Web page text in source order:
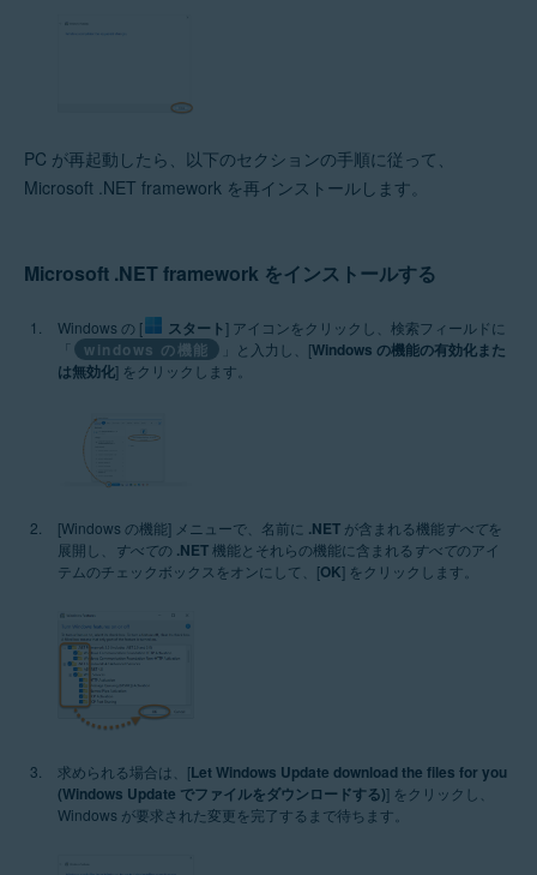
PC が再起動したら、以下のセクションの手順に従って、
Microsoft .NET framework を再インストールします。
Microsoft .NET framework をインストールする
Windows の [ スタート] アイコンをクリックし、検索フィールドに
「
windows の機能 」と入力し、[Windows の機能の有効化また
は無効化] をクリックします。
[Windows の機能] メニューで、名前に .NET が含まれる機能すべてを
展開し、
すべての .NET機能とそれらの機能に含まれる すべてのアイ
テムのチェックボックスをオンにして、[OK] をクリックします。
求められる場合は、[Let Windows Update download the files for you
(Windows Update でファイルをダウンロードする)] をクリックし、
Windows が要求された変更を完了するまで待ちます。